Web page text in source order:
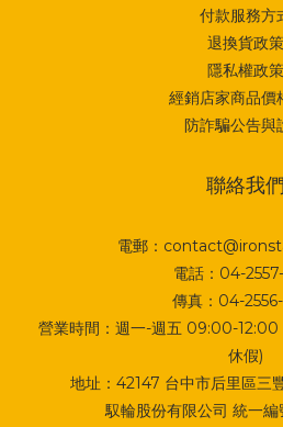
付款服務方
退換貨政策
隱私權政策
經銷店家商品價
防詐騙公告與
聯絡我們
電郵：
電話：04-
傳真：04-
營業時間：週一-週五 09:00-
休假)
地址： 42147 台中市后里區三
馭輪股份有限公司 統一